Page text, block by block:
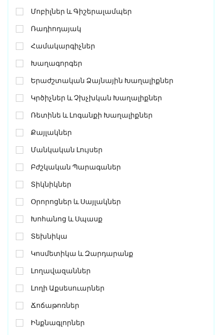
Մոբիլներ ԵՒ Գիշերալամպեր
Ռադիոդայակ
Համակարգիչներ
Խաղագորգեր
Երաժշտական Ձայնային Խաղալիքներ
Կրծիչներ ԵՒ Չխչխկան Խաղալիքներ
Ռետինե ԵՒ Լոգանքի Խաղալիքներ
Քայլակներ
Մանկական Լույսեր
Բժշկական Պարագաներ
Տիկնիկներ
Օրորոցներ ԵՒ Սայլակներ
Խոհանոց ԵՒ Սպասք
Տեխնիկա
Կոսմետիկա ԵՒ Զարդարանք
Լողավազաններ
Լողի Աքսեսուարներ
Ճոճաթոռներ
Ինքնագլորներ